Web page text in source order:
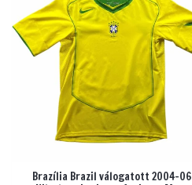
Brazília Brazil válogatott 2004-06